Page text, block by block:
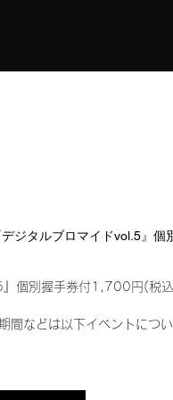
ジタルブロマイドvol.5』個
』個別握手券付1,700円(税
間などは以下イベントにつ